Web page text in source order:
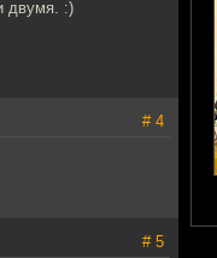
двумя. :)
# 4
# 5